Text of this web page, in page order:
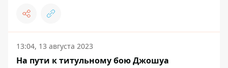
13:04, 13 августа 2023
На пути к титульному бою Джошуа